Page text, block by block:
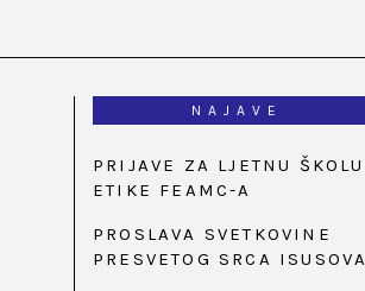
NAJAVE
PRIJAVE ZA LJETNU ŠKOLU
ETIKE FEAMC-A
PROSLAVA SVETKOVINE
PRESVETOG SRCA ISUSOVA